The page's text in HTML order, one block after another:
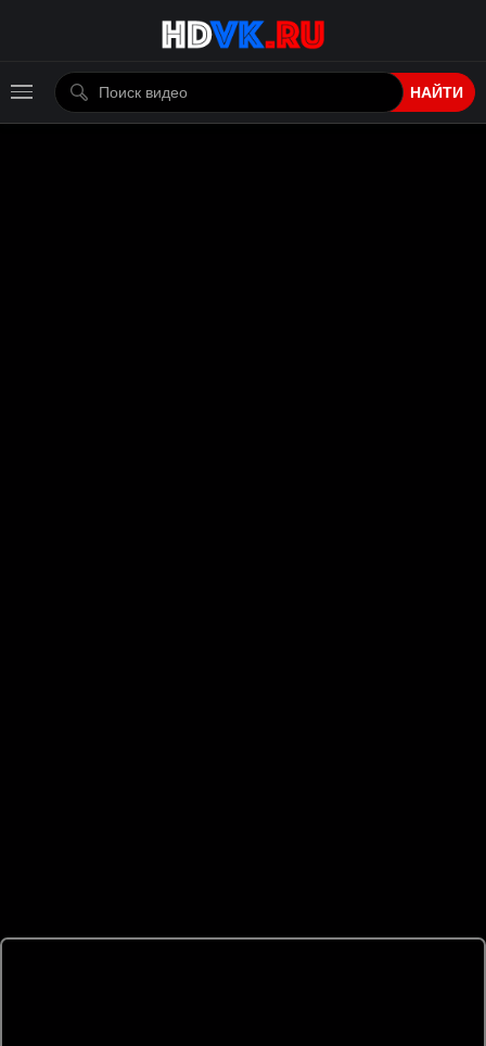
НАЙТИ